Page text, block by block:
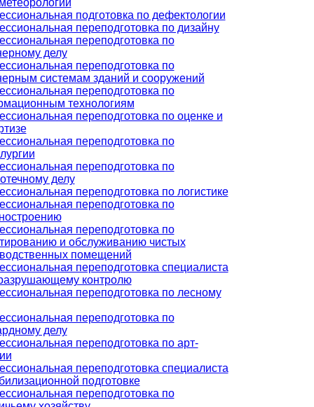
подготовка по дефектологии
переподготовка по дизайну
переподготовка по
делу
переподготовка по
системам зданий и сооружений
переподготовка по
технологиям
переподготовка по оценке и
переподготовка по
переподготовка по
делу
переподготовка по логистике
переподготовка по
переподготовка по
и обслуживанию чистых
помещений
переподготовка специалиста
контролю
переподготовка по лесному
переподготовка по
делу
переподготовка по арт-
переподготовка специалиста
подготовке
переподготовка по